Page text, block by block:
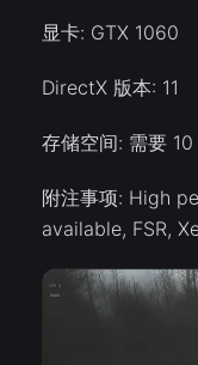
显卡: GTX 1060
DirectX 版本: 11
存储空间: 需要
附注事项: High
available, FSR,